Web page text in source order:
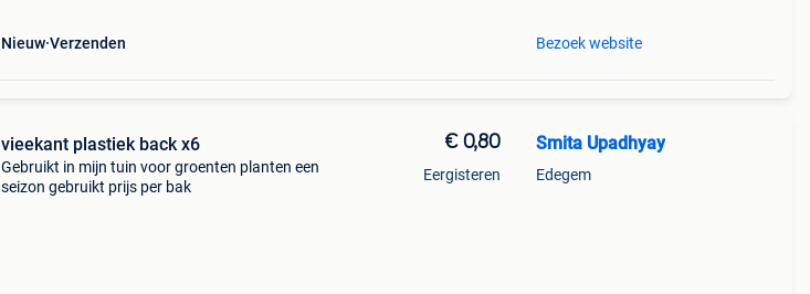
Nieuw Verzenden Bezoek website
vieekant plastiek back x6
Gebruikt in mijn tuin voor groenten planten een
seizon gebruikt prijs per bak
€ 0,80
Eergisteren
Smita Upadhyay
Edegem